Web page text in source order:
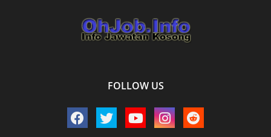
FOLLOW US